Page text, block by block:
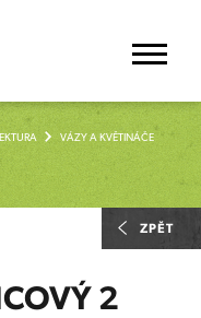
ZPĚT
VÁZY A KVĚTINÁČE
2